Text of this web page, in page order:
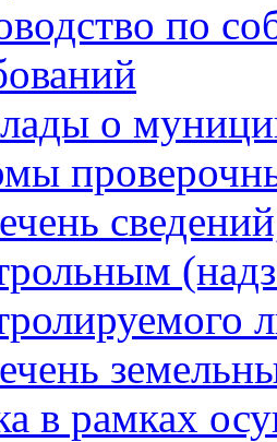
по
о
в рамках